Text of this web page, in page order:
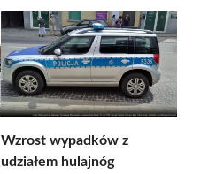
Wzrost wypadków z
udziałem hulajnóg